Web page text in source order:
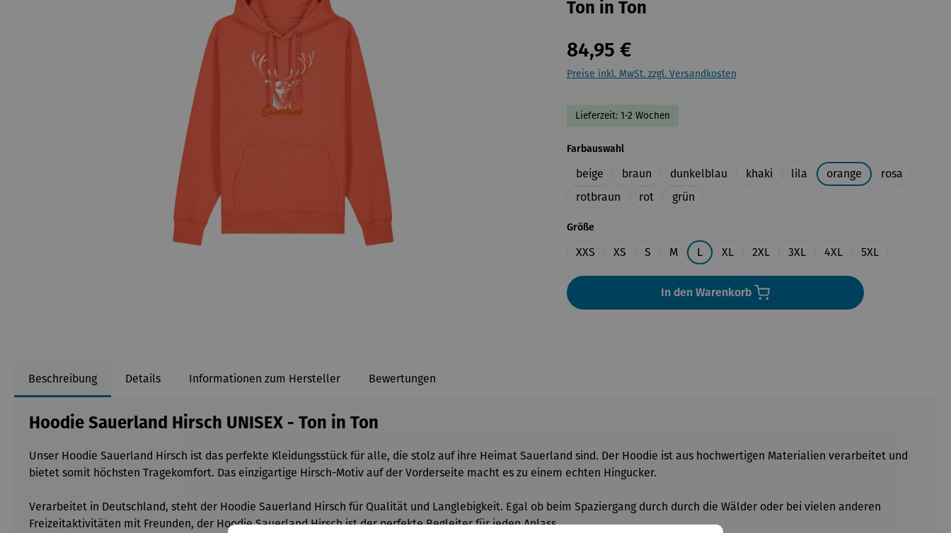
Ton in Ton
84,95 €
Preise inkl. MwSt. zzgl. Versandkosten
Lieferzeit: 1-2 Wochen
Farbauswahlauswählen
beige braun dunkelblau khaki lila orange
rosa
rotbraun
rot grün
Größeauswählen
XXS XS S M L XL 2XL 3XL 4XL 5XL
In den Warenkorb
Beschreibung Details Informationen zum Hersteller Bewertungen
Hoodie Sauerland Hirsch UNISEX - Ton in Ton
Unser Hoodie Sauerland Hirsch ist das perfekte Kleidungsstück für alle, die stolz auf ihre Heimat Sauerland sind. Der Hoodie ist aus hochwertigen Materialien verarbeitet und
bietet somit höchsten Tragekomfort. Das einzigartige Hirsch-Motiv auf der Vorderseite macht es zu einem echten Hingucker.
Verarbeitet in Deutschland, steht der Hoodie Sauerland Hirsch für Qualität und Langlebigkeit. Egal ob beim Spaziergang durch durch die Wälder oder bei vielen anderen
Freizeitaktivitäten mit Freunden, der Hoodie Sauerland Hirsch ist der perfekte Begleiter für jeden Anlass.